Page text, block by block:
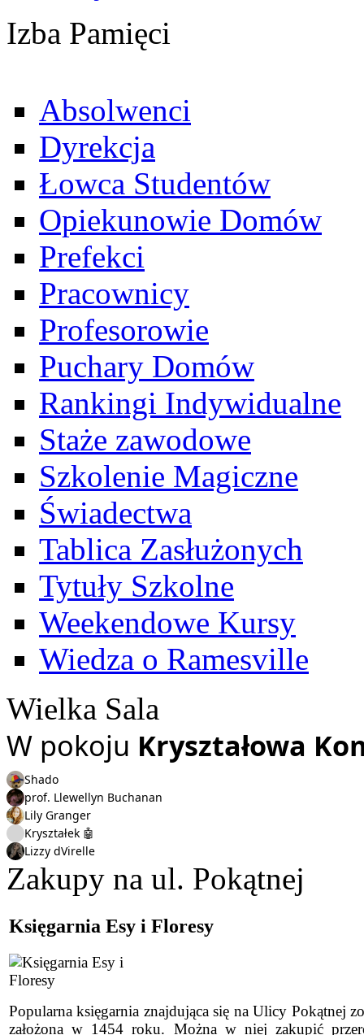
Izba Pamięci
Absolwenci
Dyrekcja
Łowca Studentów
Opiekunowie Domów
Prefekci
Pracownicy
Profesorowie
Puchary Domów
Rankingi Indywidualne
Staże zawodowe
Szkolenie Magiczne
Świadectwa
Tablica Zasłużonych
Tytuły Szkolne
Weekendowe Kursy
Wiedza o Ramesville
Wielka Sala
W pokoju Kryształowa
Shado
prof. Llewellyn Buchanan
Lily Granger
Kryształek 🤖
Lizzy dVirelle
Zakupy na ul. Pokątnej
Księgarnia Esy i Floresy
Popularna księgarnia znajdująca się na Ulicy Pokątnej
założona w 1454 roku. Można w niej zakupić